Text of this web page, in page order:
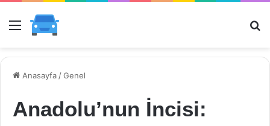
Menü
Anasayfa /Genel
Anadolu’nun İncisi: